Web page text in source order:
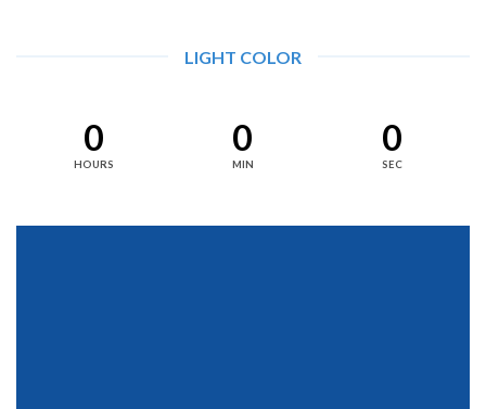
LIGHT COLOR
0
HOURS
0
MIN
0
SEC